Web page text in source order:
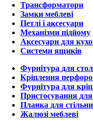
Трансформатори
Замки меблеві
Петлі і аксесуари
Механізми підйому
Аксесуари для
Системи ящиків
Фурнітура для
Кріплення
Фурнітура для
Пристосування
Планка для
Жалюзі меблеві